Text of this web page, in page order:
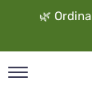
🌿